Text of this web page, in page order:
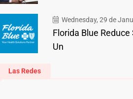
Wednesday, 29 de
Florida Blue
Un
Las Redes